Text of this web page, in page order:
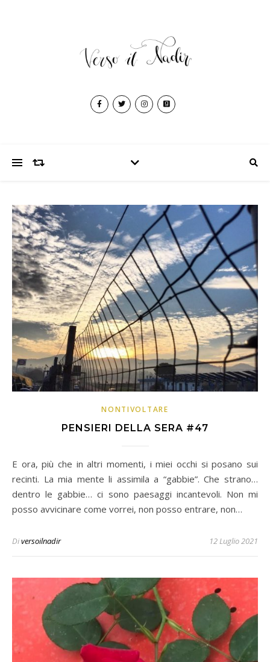
NONTIVOLTARE
PENSIERI DELLA SERA #47
E ora, più che in altri momenti, i miei occhi si posano sui
recinti. La mia mente li assimila a “gabbie”. Che strano…
dentro le gabbie… ci sono paesaggi incantevoli. Non mi
posso avvicinare come vorrei, non posso entrare, non…
Diversoilnadir 12 Luglio 2021